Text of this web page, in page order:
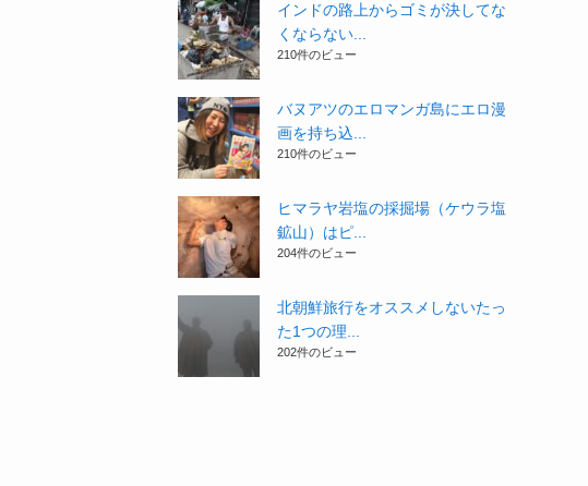
インドの路上からゴミが決してな
くならない...
210件のビュー
バヌアツのエロマンガ島にエロ漫
画を持ち込...
210件のビュー
ヒマラヤ岩塩の採掘場（ケウラ塩
鉱山）はピ...
204件のビュー
北朝鮮旅行をオススメしないたっ
た1つの理...
202件のビュー